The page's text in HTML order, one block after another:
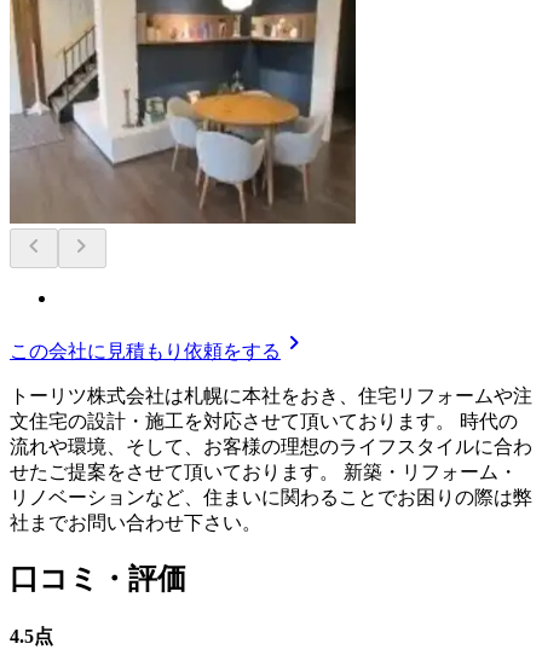
chevron_left chevron_right
この会社に見積もり依頼をする chevron_right
トーリツ株式会社は札幌に本社をおき、住宅リフォームや注
文住宅の設計・施工を対応させて頂いております。 時代の
流れや環境、そして、お客様の理想のライフスタイルに合わ
せたご提案をさせて頂いております。 新築・リフォーム・
リノベーションなど、住まいに関わることでお困りの際は弊
社までお問い合わせ下さい。
口コミ・評価
4.5点